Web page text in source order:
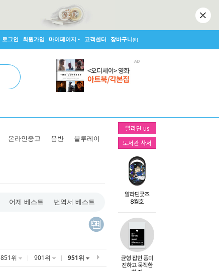
로그인 회원가입 마이페이지 고객센터 장바구니(0)
알라딘 us
도서관 사서
온라인중고 음반 블루레이
어제 베스트 번역서 베스트
851위 901위 951위